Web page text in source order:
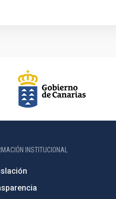
INSTITUCIONAL